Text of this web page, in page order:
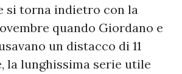
si torna indietro con la
quando Giordano e
un distacco di 11
la lunghissima serie utile